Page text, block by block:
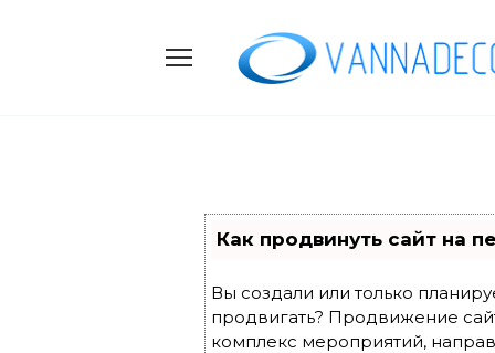
Как продвинуть сайт на
Вы создали или только
продвигать? Продвижение
комплекс мероприятий,